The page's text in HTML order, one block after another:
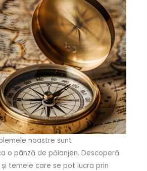
noastre sunt
o pânză de păianjen. Descoperă
temele care se pot lucra prin